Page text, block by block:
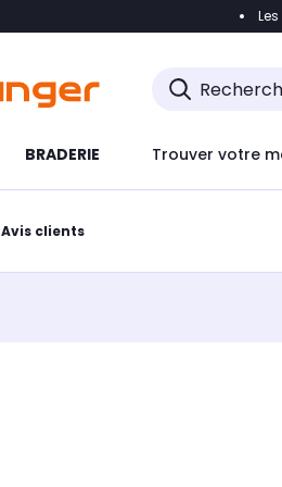
Accéder
BRADERIE Trouver votre
Avis clients